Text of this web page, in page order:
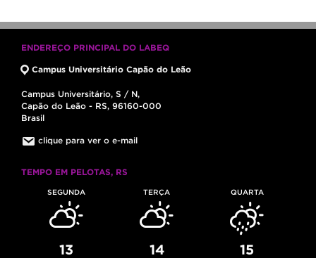
ENDEREÇO PRINCIPAL DO LABEQ
Campus Universitário Capão do Leão
Campus Universitário, S / N,
Capão do Leão - RS, 96160-000
Brasil
clique para ver o e-mail
TEMPO EM PELOTAS, RS
SEGUNDA
13
TERÇA
14
QUARTA
15